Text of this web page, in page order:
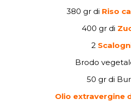
380 gr di Riso
400 gr di
2
Brodo
50 gr di
Olio extravergine